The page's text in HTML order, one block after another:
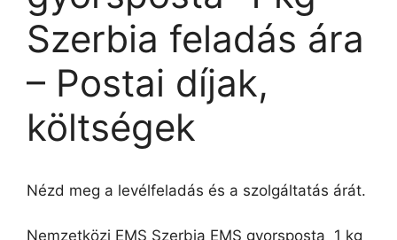
Szerbia feladás ára
– Postai díjak,
költségek
Nézd meg a levélfeladás és a szolgáltatás árát.
Nemzetközi EMS Szerbia EMS gyorsposta  1 kg 